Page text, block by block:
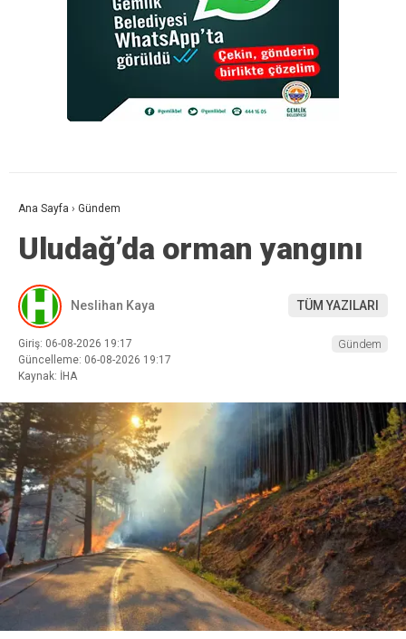
Ana Sayfa › Gündem
Uludağ’da orman yangını
Neslihan Kaya TÜM YAZILARI
Giriş: 06-08-2026 19:17
Güncelleme: 06-08-2026 19:17
Kaynak: İHA
Gündem